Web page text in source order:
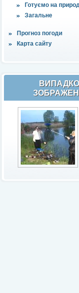
Готуємо на
Загальне
Прогноз погоди
Карта сайту